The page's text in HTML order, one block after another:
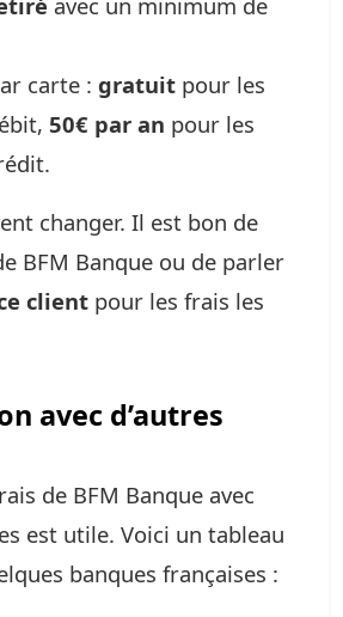
carte : gratuit pour les
50€ par an pour les
changer. Il est bon de
BFM Banque ou de parler
client pour les frais les
avec d’autres
de BFM Banque avec
est utile. Voici un tableau
banques françaises :